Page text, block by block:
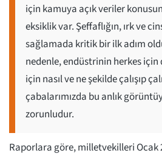
için kamuya açık veriler
eksiklik var. Şeffaflığın, ırk ve
sağlamada kritik bir ilk adım
nedenle, endüstrinin herkes
için nasıl ve ne şekilde çalışıp
çabalarımızda bu anlık
zorunludur.
Raporlara göre, milletvekilleri